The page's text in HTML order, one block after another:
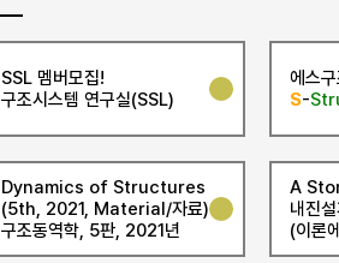
SSL 멤버모집!
구조시스템 연구실(SSL)
에스
S-
Dynamics of Structures
(5th, 2021, Material/자료)
구조동역학, 5판, 2021년
A
내진
(이론